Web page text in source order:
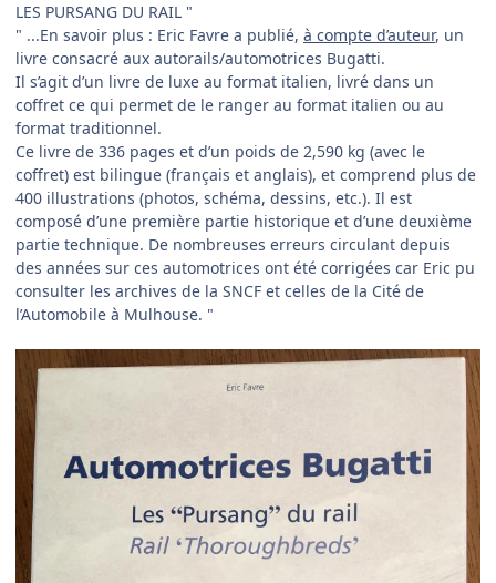
LES PURSANG DU RAIL "
" ...En savoir plus : Eric Favre a publié, à compte d’auteur, un
livre consacré aux autorails/automotrices Bugatti.
Il s’agit d’un livre de luxe au format italien, livré dans un
coffret ce qui permet de le ranger au format italien ou au
format traditionnel.
Ce livre de 336 pages et d’un poids de 2,590 kg (avec le
coffret) est bilingue (français et anglais), et comprend plus de
400 illustrations (photos, schéma, dessins, etc.). Il est
composé d’une première partie historique et d’une deuxième
partie technique. De nombreuses erreurs circulant depuis
des années sur ces automotrices ont été corrigées car Eric pu
consulter les archives de la SNCF et celles de la Cité de
l’Automobile à Mulhouse. "